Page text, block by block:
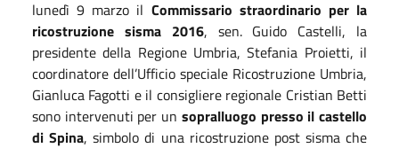
lunedì 9 marzo il Commissario straordinario per la
ricostruzione sisma 2016, sen. Guido Castelli, la
presidente della Regione Umbria, Stefania Proietti, il
coordinatore dell’Ufficio speciale Ricostruzione Umbria,
Gianluca Fagotti e il consigliere regionale Cristian Betti
sono intervenuti per un sopralluogo presso il castello
di Spina, simbolo di una ricostruzione post sisma che